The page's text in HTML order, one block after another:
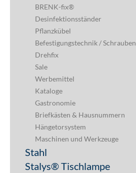
BRENK-fix®
Desinfektionsständer
Pflanzkübel
Befestigungstechnik / Schrauben
Drehfix
Sale
Werbemittel
Kataloge
Gastronomie
Briefkästen & Hausnummern
Hängetorsystem
Maschinen und Werkzeuge
Stahl
Stalys® Tischlampe